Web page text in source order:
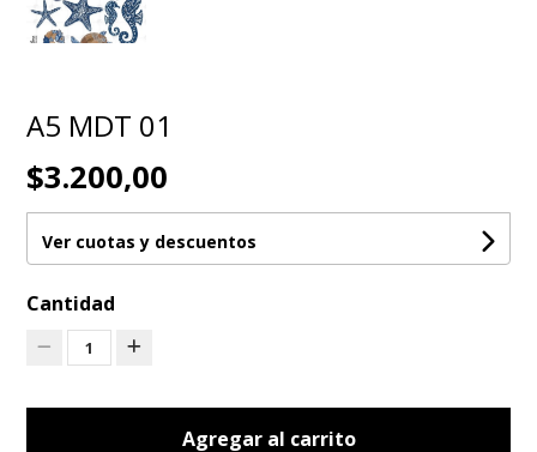
A5 MDT 01
$3.200,00
Ver cuotas y descuentos
Cantidad
1
Agregar al carrito